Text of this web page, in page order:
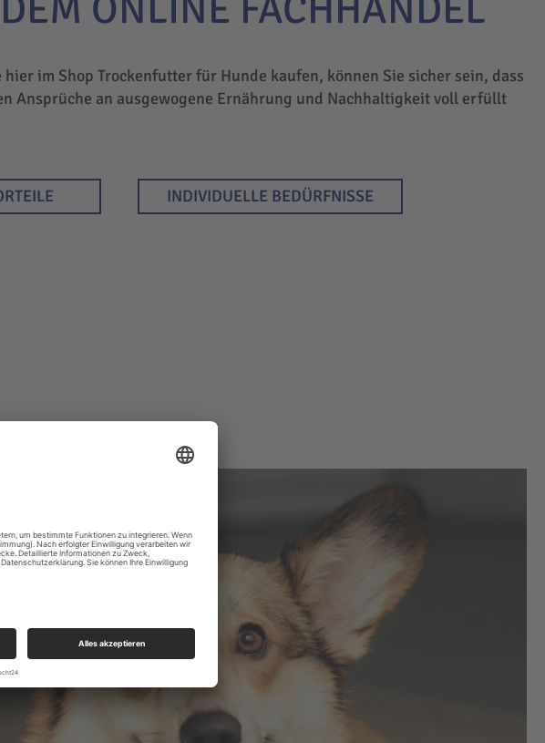
hier im Shop Trockenfutter für Hunde kaufen, können Sie sicher sein, dass
Ansprüche an ausgewogene Ernährung und Nachhaltigkeit voll erfüllt
INDIVIDUELLE BEDÜRFNISSE